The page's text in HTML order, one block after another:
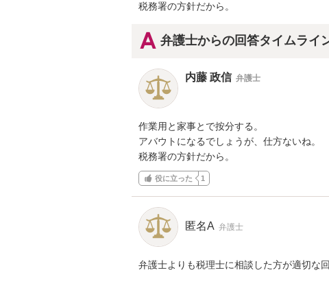
税務署の方針だから。
弁護士からの回答タイムライ
内藤 政信 弁護士
作業用と家事とで按分する。
アバウトになるでしょうが、仕方ないね。
税務署の方針だから。
役に立った 1
匿名A 弁護士
弁護士よりも税理士に相談した方が適切な